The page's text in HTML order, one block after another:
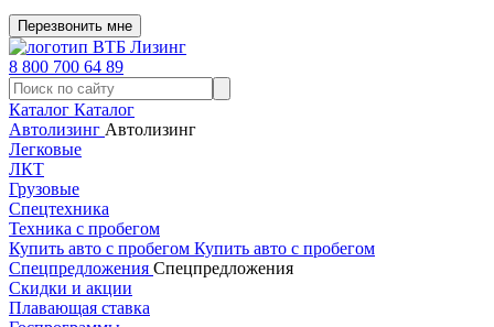
Перезвонить мне
8 800 700 64 89
Каталог Каталог
Автолизинг Автолизинг
Легковые
ЛКТ
Грузовые
Спецтехника
Техника с пробегом
Купить авто с пробегом Купить авто с пробегом
Спецпредложения Спецпредложения
Скидки и акции
Плавающая ставка